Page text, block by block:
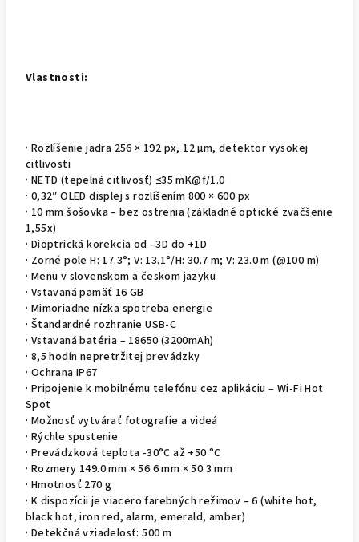
Vlastnosti:
· Rozlíšenie jadra 256 × 192 px, 12 μm, detektor vysokej
citlivosti
· NETD (tepelná citlivosť) ≤35 mK@f/1.0
· 0,32″ OLED displej s rozlíšením 800 × 600 px
· 10 mm šošovka – bez ostrenia (základné optické zväčšenie
1,55x)
· Dioptrická korekcia od –3D do +1D
· Zorné pole H: 17.3°; V: 13.1°/H: 30.7 m; V: 23.0 m (@100 m)
· Menu v slovenskom a českom jazyku
· Vstavaná pamäť 16 GB
· Mimoriadne nízka spotreba energie
· Štandardné rozhranie USB-C
· Vstavaná batéria – 18650 (3200mAh)
· 8,5 hodín nepretržitej prevádzky
· Ochrana IP67
· Pripojenie k mobilnému telefónu cez aplikáciu – Wi-Fi Hot
Spot
· Možnosť vytvárať fotografie a videá
· Rýchle spustenie
· Prevádzková teplota -30°C až +50 °C
· Rozmery 149.0 mm × 56.6 mm × 50.3 mm
· Hmotnosť 270 g
· K dispozícii je viacero farebných režimov – 6 (white hot,
black hot, iron red, alarm, emerald, amber)
· Detekčná vziadelosť: 500 m